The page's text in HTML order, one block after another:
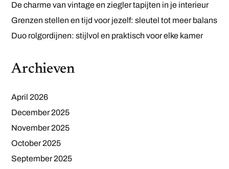
De charme van vintage en ziegler tapijten in je interieur
Grenzen stellen en tijd voor jezelf: sleutel tot meer balans
Duo rolgordijnen: stijlvol en praktisch voor elke kamer
Archieven
April 2026
December 2025
November 2025
October 2025
September 2025